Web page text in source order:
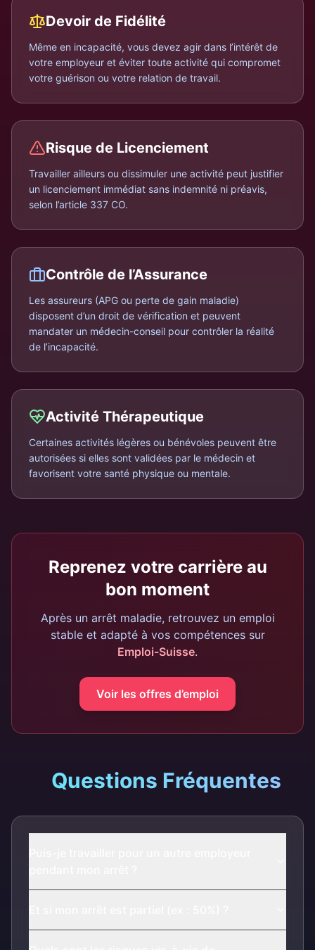
Devoir de Fidélité
Même en incapacité, vous devez agir dans l’intérêt de
votre employeur et éviter toute activité qui compromet
votre guérison ou votre relation de travail.
Risque de Licenciement
Travailler ailleurs ou dissimuler une activité peut justifier
un licenciement immédiat sans indemnité ni préavis,
selon l’article 337 CO.
Contrôle de l’Assurance
Les assureurs (APG ou perte de gain maladie)
disposent d’un droit de vérification et peuvent
mandater un médecin-conseil pour contrôler la réalité
de l’incapacité.
Activité Thérapeutique
Certaines activités légères ou bénévoles peuvent être
autorisées si elles sont validées par le médecin et
favorisent votre santé physique ou mentale.
Reprenez votre carrière au
bon moment
Après un arrêt maladie, retrouvez un emploi
stable et adapté à vos compétences sur
Emploi-Suisse.
Voir les offres d’emploi
Questions Fréquentes